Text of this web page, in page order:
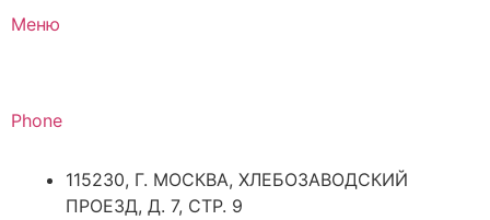
Перейти
Меню
Phone
115230, Г. МОСКВА, ХЛЕБОЗАВОДСКИЙ
ПРОЕЗД, Д. 7, СТР. 9